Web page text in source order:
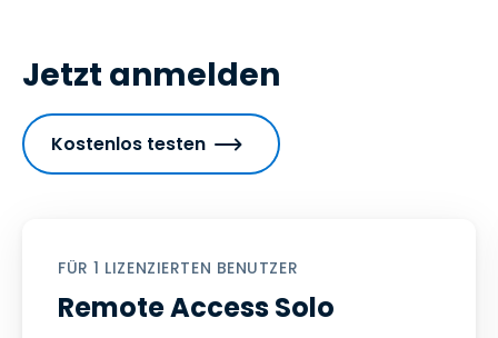
Jetzt anmelden
Kostenlos testen
FÜR 1 LIZENZIERTEN BENUTZER
Remote Access Solo